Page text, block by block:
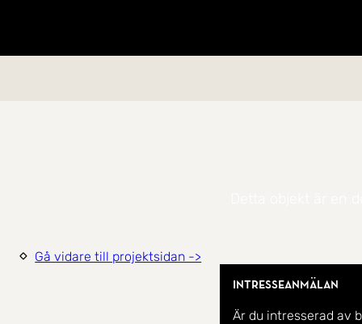
Gå vidare till projektsidan ->
Intresseanmälan
Är du intresserad av